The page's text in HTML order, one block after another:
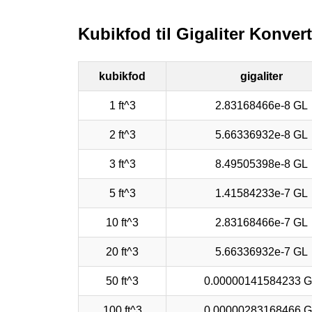
Kubikfod til Gigaliter
kubikfod gigaliter
1 ft^3 2.83168466e-8 GL
2 ft^3 5.66336932e-8 GL
3 ft^3 8.49505398e-8 GL
5 ft^3 1.41584233e-7 GL
10 ft^3 2.83168466e-7 GL
20 ft^3 5.66336932e-7 GL
50 ft^3 0.00000141584233